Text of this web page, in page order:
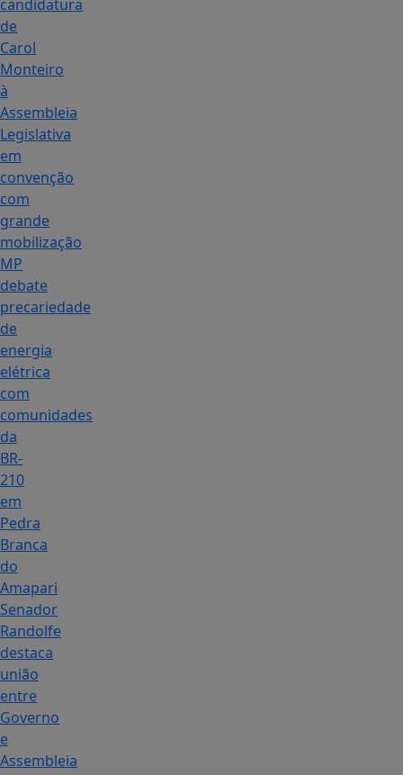
candidatura
de
Carol
Monteiro
à
Assembleia
Legislativa
em
convenção
com
grande
mobilização
MP
debate
precariedade
de
energia
elétrica
com
comunidades
da
BR-
210
em
Pedra
Branca
do
Amapari
Senador
Randolfe
destaca
união
entre
Governo
e
Assembleia